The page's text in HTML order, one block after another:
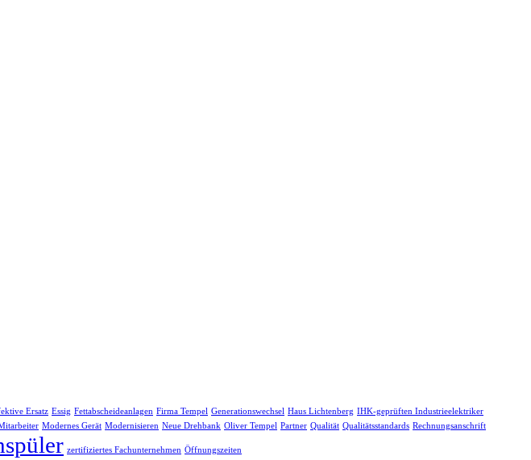
Ersatz Essig Fettabscheideanlagen Firma Tempel Generationswechsel Haus Lichtenberg IHK-geprüften Industrieelektriker
Modernes Gerät Modernisieren Neue Drehbank Oliver Tempel Partner Qualität Qualitätsstandards Rechnungsanschrift
zertifiziertes Fachunternehmen Öffnungszeiten